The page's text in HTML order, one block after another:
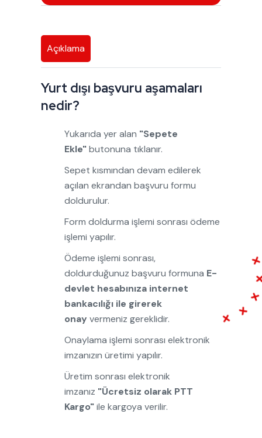
Açıklama
Yurt dışı başvuru aşamaları
nedir?
Yukarıda yer alan "Sepete
Ekle"butonuna tıklanır.
Sepet kısmından devam edilerek
açılan ekrandan başvuru formu
doldurulur.
Form doldurma işlemi sonrası ödeme
işlemi yapılır.
Ödeme işlemi sonrası,
doldurduğunuz başvuru formuna E-
devlet hesabınıza internet
bankacılığı ile girerek
onay vermeniz gereklidir.
Onaylama işlemi sonrası elektronik
imzanızın üretimi yapılır.
Üretim sonrası elektronik
imzanız "Ücretsiz olarak PTT
Kargo"ile kargoya verilir.